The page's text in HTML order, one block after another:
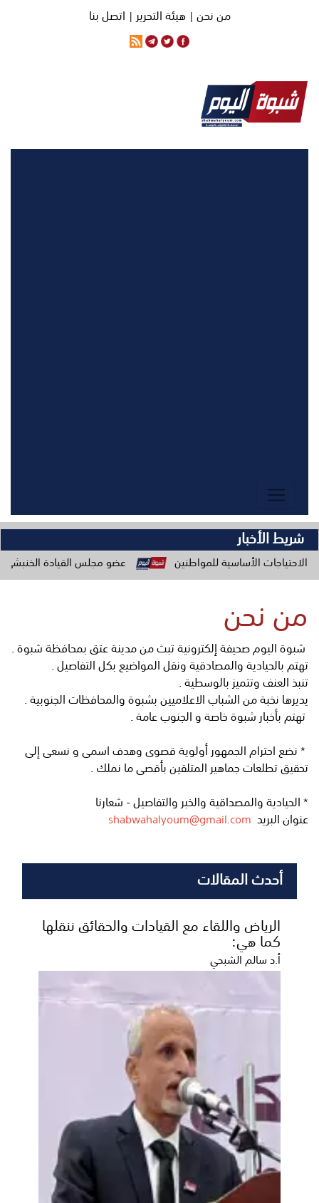
من نحن |هيئة التحرير | اتصل بنا
شريط الأخبار
للمواطنين عضو مجلس القيادة الخنبشي يدعو
من نحن
شبوة اليوم صحيفة إلكترونية تبث من مدينة عتق بمحافظة شبوة .
تهتم بالحيادية والمصادقية ونقل المواضيع بكل التفاصيل .
تنبذ العنف وتتميز بالوسطية .
يديرها نخبة من الشباب الاعلاميين بشبوة والمحافظات الجنوبية .
تهتم بأخبار شبوة خاصة و الجنوب عامة .
* نضع احترام الجمهور أولوية قصوى وهدف اسمى و نسعى إلى
تحقيق تطلعات جماهير المتلقين بأقصى ما نملك .
* الحيادية والمصداقية والخبر والتفاصيل - شعارنا
عنوان البريد shabwahalyoum@gmail.com
أحدث المقالات
الرياض واللقاء مع القيادات والحقائق ننقلها
كما هي:
أ.د سالم الشبحي